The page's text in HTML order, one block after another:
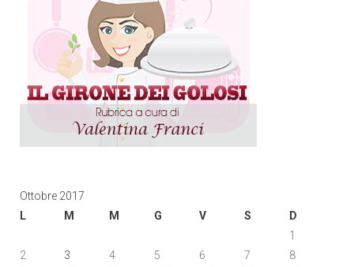
Ottobre 2017
L
M M G V S
D
1
2
3 4 5 6 7
8